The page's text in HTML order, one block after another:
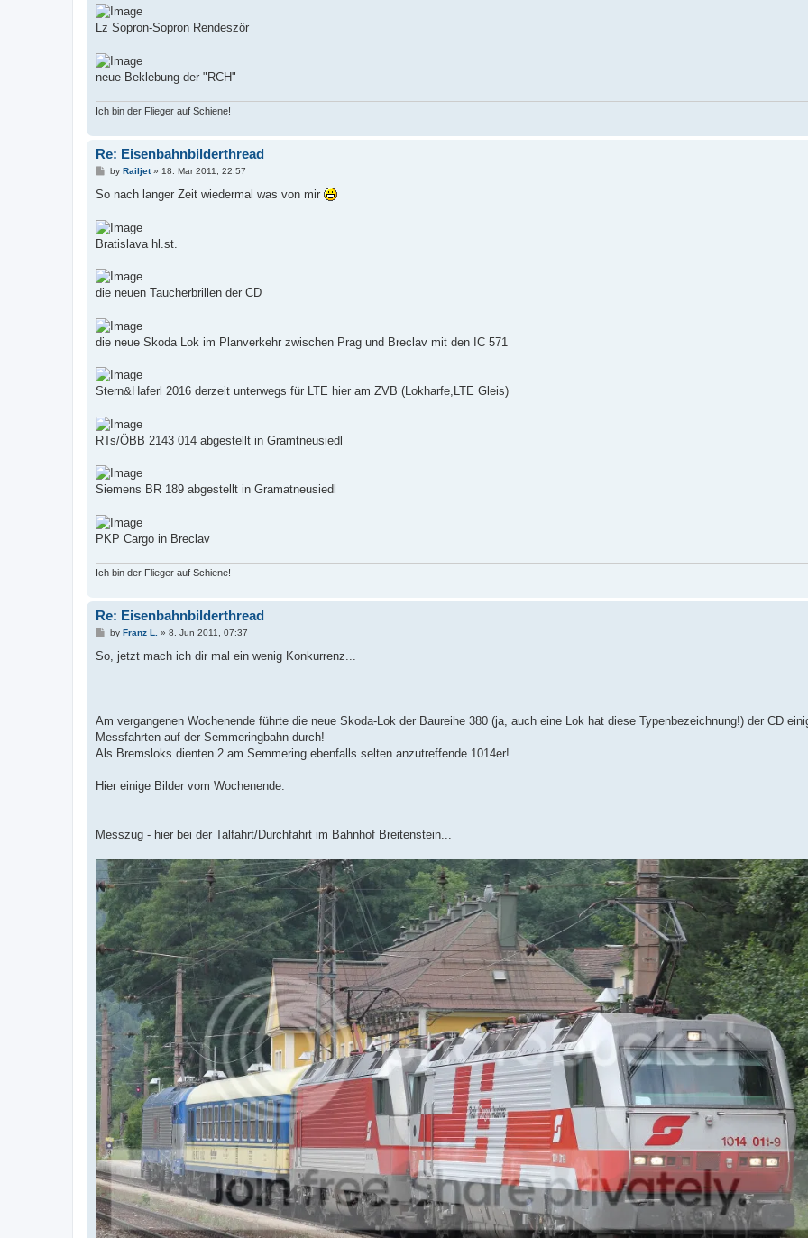
Lz Sopron-Sopron Rendeször
neue Beklebung der "RCH"
Ich bin der Flieger auf Schiene!
Re: Eisenbahnbilderthread
P
s
by Railjet» 18. Mar 2011, 22:57
So nach langer Zeit wiedermal was von mir
Bratislava hl.st.
die neuen Taucherbrillen der CD
die neue Skoda Lok im Planverkehr zwischen Prag und Breclav mit den IC 571
Stern&Haferl 2016 derzeit unterwegs für LTE hier am ZVB (Lokharfe,LTE Gleis)
RTs/ÖBB 2143 014 abgestellt in Gramtneusiedl
Siemens BR 189 abgestellt in Gramatneusiedl
PKP Cargo in Breclav
Ich bin der Flieger auf Schiene!
Re: Eisenbahnbilderthread
P
s
by Franz L. » 8. Jun 2011, 07:37
So, jetzt mach ich dir mal ein wenig Konkurrenz...
Am vergangenen Wochenende führte die neue Skoda-Lok der Baureihe 380 (ja, auch eine Lok hat diese Typenbezeichnung!) der CD
Messfahrten auf der Semmeringbahn durch!
Als Bremsloks dienten 2 am Semmering ebenfalls selten anzutreffende 1014er!
Hier einige Bilder vom Wochenende:
Messzug - hier bei der Talfahrt/Durchfahrt im Bahnhof Breitenstein...